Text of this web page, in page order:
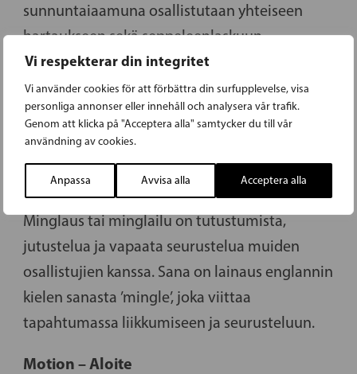
Vi respekterar din integritet
Vi använder cookies för att förbättra din surfupplevelse, visa
personliga annonser eller innehåll och analysera vår trafik.
Genom att klicka på "Acceptera alla" samtycker du till vår
användning av cookies.
Anpassa Avvisa alla Acceptera alla
sunnuntaiaamuna osallistutaan yhteiseen
hartaukseen sekä seppeleenlaskuun
sankarihaudalla.
MEP
Lyhenne sanasta Member of European
Parliament, eli europarlamentaarikko.
Mingel – Minglaus
Minglaus tai minglailu on tutustumista,
jutustelua ja vapaata seurustelua muiden
osallistujien kanssa. Sana on lainaus englannin
kielen sanasta ’mingle’, joka viittaa
tapahtumassa liikkumiseen ja seurusteluun.
Motion – Aloite